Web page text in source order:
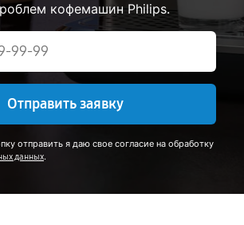
кофемашин Philips.
Отправить заявку
отправить я даю свое согласие на обработку
данных.